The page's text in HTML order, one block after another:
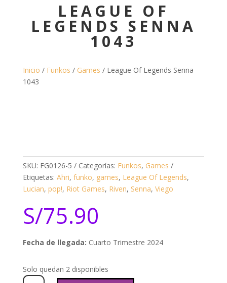
LEAGUE OF
LEGENDS SENNA
1043
Inicio / Funkos / Games / League Of Legends Senna
1043
SKU: FG0126-5 Categorías: Funkos, Games
Etiquetas: Ahri, funko, games, League Of Legends,
Lucian, pop!, Riot Games, Riven, Senna, Viego
S/75.90
Fecha de llegada: Cuarto Trimestre 2024
Solo quedan 2 disponibles
League
Of
Legends
Senna